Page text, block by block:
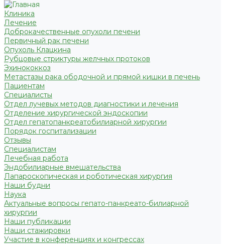
Клиника
Лечение
Доброкачественные опухоли печени
Первичный рак печени
Опухоль Клацкина
Рубцовые стриктуры желчных протоков
Эхинококкоз
Метастазы рака ободочной и прямой кишки в печень
Пациентам
Специалисты
Отдел лучевых методов диагностики и лечения
Отделение хирургической эндоскопии
Отдел гепатопанкреатобилиарной хирургии
Порядок госпитализации
Отзывы
Специалистам
Лечебная работа
Эндобилиарные вмешательства
Лапароскопическая и роботическая хирургия
Наши будни
Наука
Актуальные вопросы гепато-панкреато-билиарной
хирургии
Наши публикации
Наши стажировки
Участие в конференциях и конгрессах